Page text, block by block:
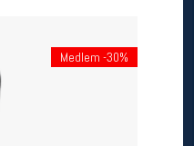
Medlem -30%